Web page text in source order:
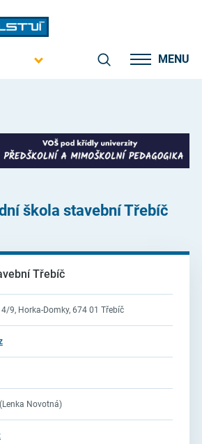
MENU
škola stavební Třebíč
Třebíč
9, Horka-Domky, 674 01 Třebíč
(Lenka Novotná)